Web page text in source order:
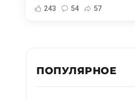
243 54 57
ПОПУЛЯРНОЕ